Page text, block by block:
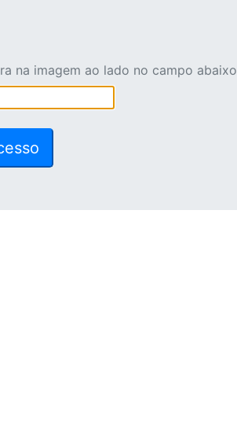
na imagem ao lado no campo abaixo